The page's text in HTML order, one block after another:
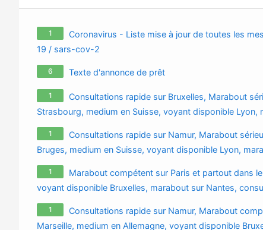
1
Coronavirus - Liste mise à jour de toutes les
19 / sars-cov-2
6 Texte d'annonce de prêt
1
Consultations rapide sur Bruxelles, Marabout
Strasbourg, medium en Suisse, voyant disponible
+233 57 651 4924
1
Consultations rapide sur Namur, Marabout
Bruges, medium en Suisse, voyant disponible Lyon,
57 651 4924
1
Marabout compétent sur Paris et partout dans
voyant disponible Bruxelles, marabout sur Nantes,
+233 57 651 4924
1
Consultations rapide sur Namur, Marabout
Marseille, medium en Allemagne, voyant disponible